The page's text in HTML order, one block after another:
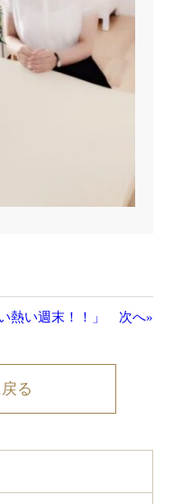
い熱い週末！！」 次へ»
る